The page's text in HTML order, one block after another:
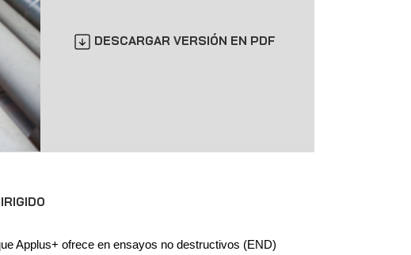
DESCARGAR VERSIÓN EN PDF
Applus+ ofrece en ensayos no destructivos (END)